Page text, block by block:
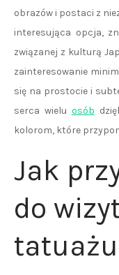
obrazów i postaci z
interesująca opcja,
związanej z kulturą
zainteresowanie
się na prostocie i
serca wielu osób
kolorom, które
Jak
do
tatuażu